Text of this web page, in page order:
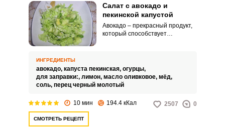
Салат с авокадо и
пекинской капустой
Авокадо – прекрасный продукт,
который способствует
хочу предложить рецепт
полезного салата с авокадо и
пекинской капустой.
ИНГРЕДИЕНТЫ
авокадо, капуста пекинская, огурцы,
для заправки:, лимон, масло оливковое, мёд,
соль, перец черный молотый
10 мин 194.4 кКал 2507 0
СМОТРЕТЬ РЕЦЕПТ